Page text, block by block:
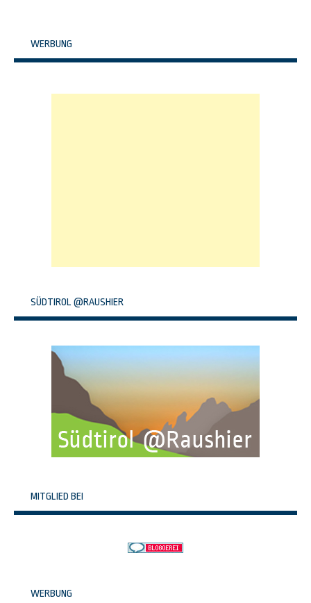
WERBUNG
SÜDTIROL @RAUSHIER
MITGLIED BEI
WERBUNG